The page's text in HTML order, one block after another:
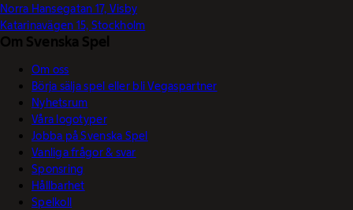
Norra Hansegatan 17, Visby
Katarinavägen 15, Stockholm
Om Svenska Spel
Om oss
Börja sälja spel eller bli Vegaspartner
Nyhetsrum
Våra logotyper
Jobba på Svenska Spel
Vanliga frågor & svar
Sponsring
Hållbarhet
Spelkoll